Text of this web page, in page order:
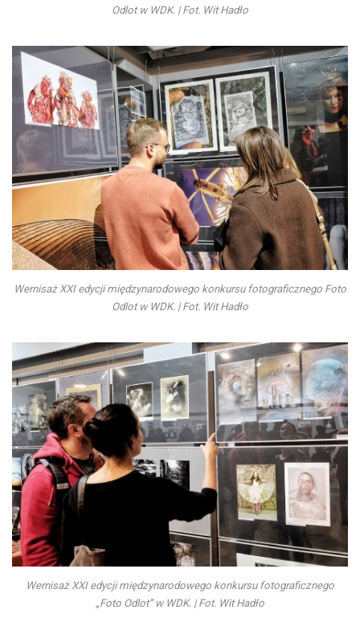
Odlot w WDK. | Fot. Wit Hadło
Wernisaż XXI edycji międzynarodowego konkursu fotograficznego Foto
Odlot w WDK. | Fot. Wit Hadło
Wernisaż XXI edycji międzynarodowego konkursu fotograficznego
„Foto Odlot” w WDK. | Fot. Wit Hadło